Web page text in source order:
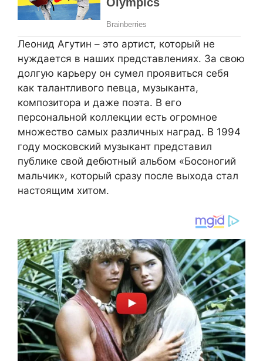
Леонид Агутин – это артист, который не
нуждается в наших представлениях. За свою
долгую карьеру он сумел проявиться себя
как талантливого певца, музыканта,
композитора и даже поэта. В его
персональной коллекции есть огромное
множество самых различных наград. В 1994
году московский музыкант представил
публике свой дебютный альбом «Босоногий
мальчик», который сразу после выхода стал
настоящим хитом.